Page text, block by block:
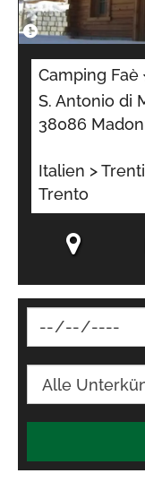
Camping Faè
S. Antonio di
38086
Italien >
Trento